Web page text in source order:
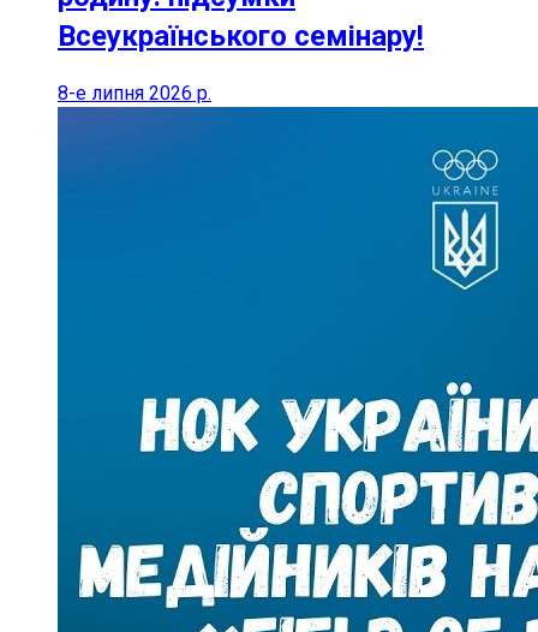
Всеукраїнського семінару!
8-е липня 2026 р.